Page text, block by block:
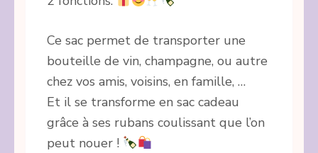
Ce sac permet de transporter une
bouteille de vin, champagne, ou autre
chez vos amis, voisins, en famille, …
Et il se transforme en sac cadeau
grâce à ses rubans coulissant que l’on
peut nouer !